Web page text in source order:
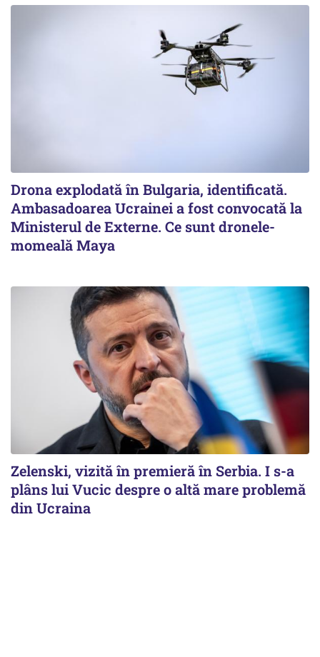
Drona explodată în Bulgaria, identificată.
Ambasadoarea Ucrainei a fost convocată la
Ministerul de Externe. Ce sunt dronele-
momeală Maya
Zelenski, vizită în premieră în Serbia. I s-a
plâns lui Vucic despre o altă mare problemă
din Ucraina